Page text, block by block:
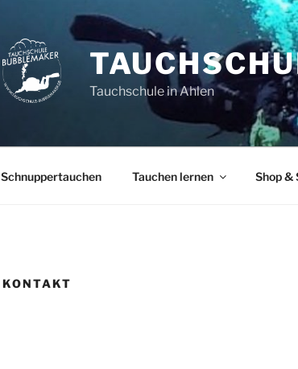
Tauchschule in Ahlen
Schnuppertauchen Tauchen lernen Shop &
KONTAKT